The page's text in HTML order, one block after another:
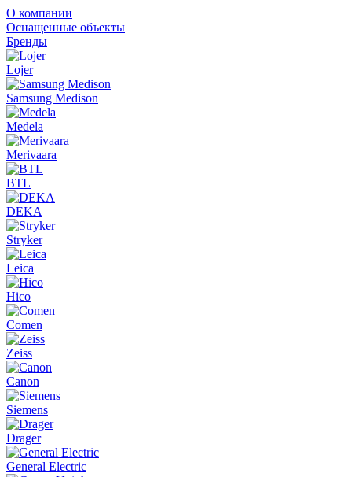
О компании
Оснащенные объекты
Бренды
Lojer
Samsung Medison
Medela
Merivaara
BTL
DEKA
Stryker
Leica
Hico
Comen
Zeiss
Canon
Siemens
Drager
General Electric